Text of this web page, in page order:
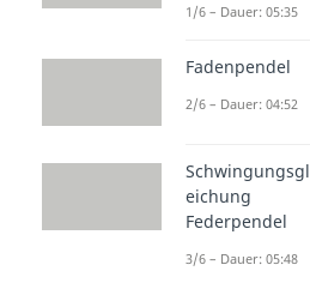
1/6 – Dauer: 05:35
Fadenpendel
2/6 – Dauer: 04:52
Schwingungsgl
eichung
Federpendel
3/6 – Dauer: 05:48